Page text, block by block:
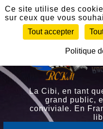
La Cibi, en tant
grand public,
conviviale. En
Panneau de gestion des
Ce site utilise des
sur ceux que vous
Tout accepter
Politique